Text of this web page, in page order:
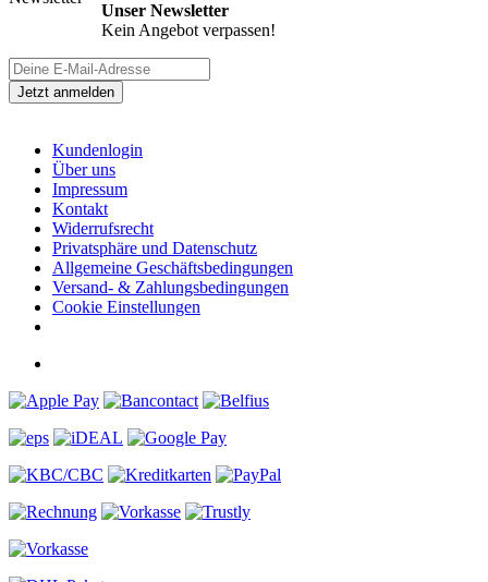
Unser Newsletter
Kein Angebot verpassen!
Kundenlogin
Über uns
Impressum
Kontakt
Widerrufsrecht
Privatsphäre und Datenschutz
Allgemeine Geschäftsbedingungen
Versand- & Zahlungsbedingungen
Cookie Einstellungen